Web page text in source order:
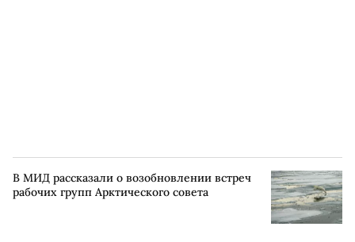
В МИД рассказали о возобновлении встреч
рабочих групп Арктического совета